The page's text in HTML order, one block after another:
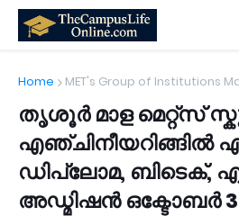
Home MET's Group of Institutions
തൃശൂർ മാള മെറ്റ്സ്
എഞ്ചിനീയറിങ്ങിൽ
ഡിപ്ലോമ, ബിടെക്,
അഡ്മിഷൻ ഒക്ടോബർ